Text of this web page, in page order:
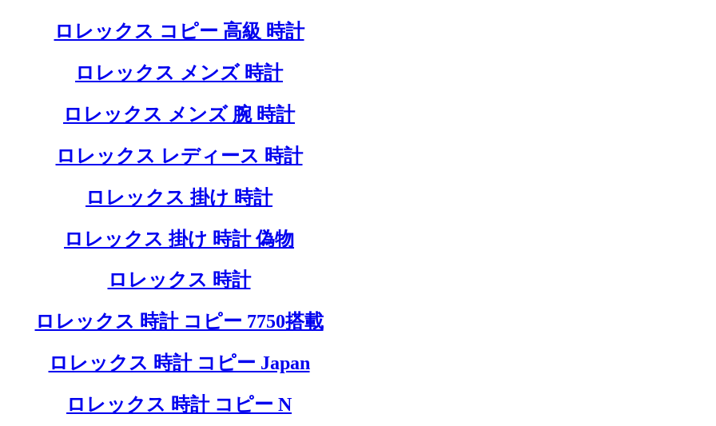
ロレックス コピー 高級 時計
ロレックス メンズ 時計
ロレックス メンズ 腕 時計
ロレックス レディース 時計
ロレックス 掛け 時計
ロレックス 掛け 時計 偽物
ロレックス 時計
ロレックス 時計 コピー 7750搭載
ロレックス 時計 コピー Japan
ロレックス 時計 コピー N